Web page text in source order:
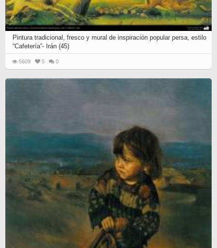
Pintura tradicional, fresco y mural de inspiración popular persa, estilo
“Cafetería”- Irán (45)
5609 5 0